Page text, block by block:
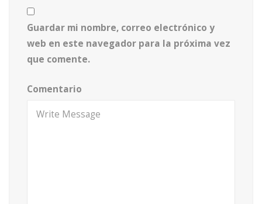
Guardar mi nombre, correo electrónico y
web en este navegador para la próxima vez
que comente.
Comentario